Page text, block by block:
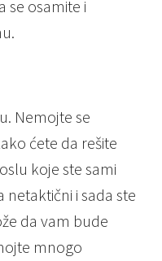
se osamite i
Nemojte se
ćete da rešite
koje ste sami
i sada ste
da vam bude
mnogo